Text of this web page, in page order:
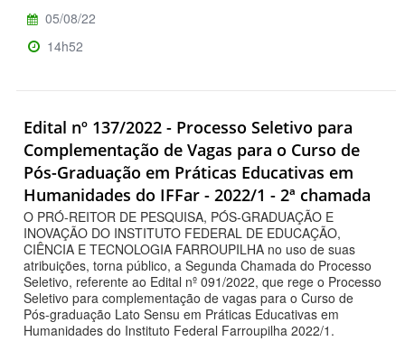
05/08/22
14h52
Edital nº 137/2022 - Processo Seletivo para
Complementação de Vagas para o Curso de
Pós-Graduação em Práticas Educativas em
Humanidades do IFFar - 2022/1 - 2ª chamada
O PRÓ-REITOR DE PESQUISA, PÓS-GRADUAÇÃO E
INOVAÇÃO DO INSTITUTO FEDERAL DE EDUCAÇÃO,
CIÊNCIA E TECNOLOGIA FARROUPILHA no uso de suas
atribuições, torna público, a Segunda Chamada do Processo
Seletivo, referente ao Edital nº 091/2022, que rege o Processo
Seletivo para complementação de vagas para o Curso de
Pós-graduação Lato Sensu em Práticas Educativas em
Humanidades do Instituto Federal Farroupilha 2022/1.